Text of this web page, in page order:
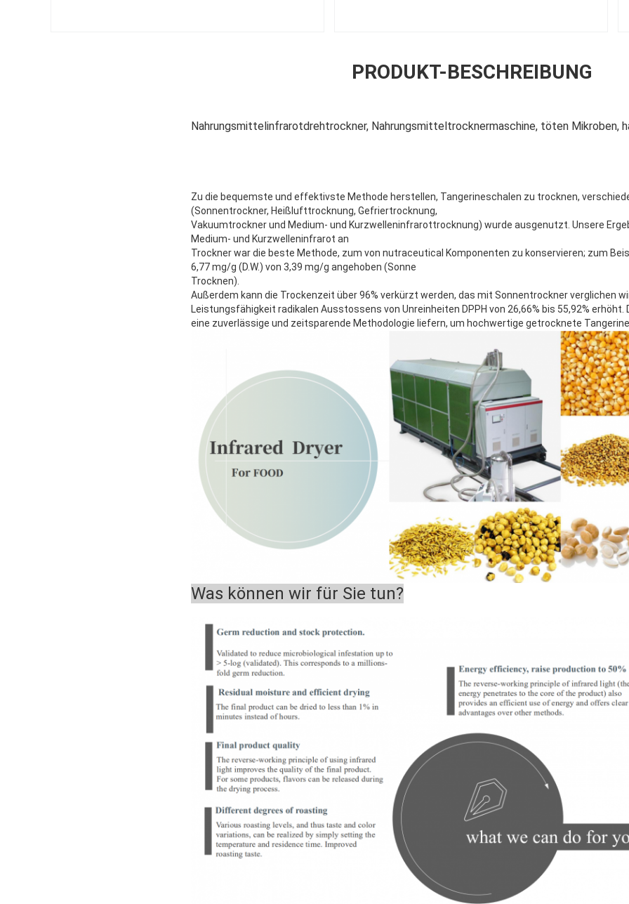
PRODUKT-BESCHREIBUNG
Nahrungsmittelinfrarotdrehtrockner, Nahrungsmitteltrocknermaschine, töten Mikroben,
Zu die bequemste und effektivste Methode herstellen, Tangerineschalen zu trocknen,
(Sonnentrockner, Heißlufttrocknung, Gefriertrocknung,
Vakuumtrockner und Medium- und Kurzwelleninfrarottrocknung) wurde ausgenutzt. Unsere
Medium- und Kurzwelleninfrarot an
Trockner war die beste Methode, zum von nutraceutical Komponenten zu konservieren; zum
6,77 mg/g (D.W.) von 3,39 mg/g angehoben (Sonne
Trocknen).
Außerdem kann die Trockenzeit über 96% verkürzt werden, das mit Sonnentrockner verglichen
Leistungsfähigkeit radikalen Ausstossens von Unreinheiten DPPH von 26,66% bis 55,92% erhöht.
eine zuverlässige und zeitsparende Methodologie liefern, um hochwertige getrocknete
Was können wir für Sie tun?